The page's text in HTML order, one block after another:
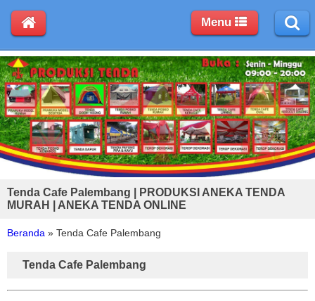
Tenda Cafe Palembang | PRODUKSI ANEKA TENDA
MURAH | ANEKA TENDA ONLINE
Beranda » Tenda Cafe Palembang
Tenda Cafe Palembang
Menu